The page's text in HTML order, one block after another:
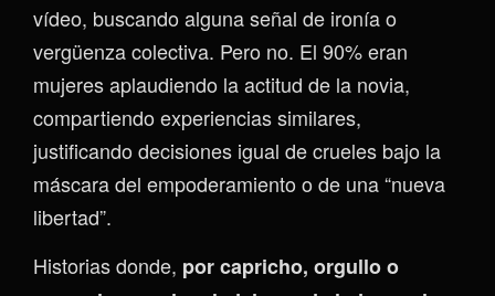
vídeo, buscando alguna señal de ironía o
vergüenza colectiva. Pero no. El 90% eran
mujeres aplaudiendo la actitud de la novia,
compartiendo experiencias similares,
justificando decisiones igual de crueles bajo la
máscara del empoderamiento o de una “nueva
libertad”.
Historias donde, por capricho, orgullo o